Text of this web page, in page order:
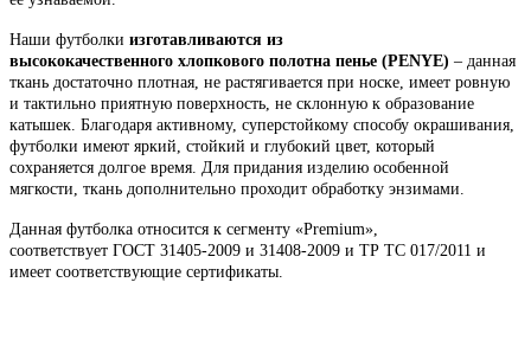
Наши футболки изготавливаются из
высококачественного хлопкового полотна пенье (PENYE) – данная
ткань достаточно плотная, не растягивается при носке, имеет ровную
и тактильно приятную поверхность, не склонную к образование
катышек. Благодаря активному, суперстойкому способу окрашивания,
футболки имеют яркий, стойкий и глубокий цвет, который
сохраняется долгое время. Для придания изделию особенной
мягкости, ткань дополнительно проходит обработку энзимами.
Данная футболка относится к сегменту «Premium»,
соответствует ГОСТ 31405-2009 и 31408-2009 и ТР ТС 017/2011 и
имеет соответствующие сертификаты.